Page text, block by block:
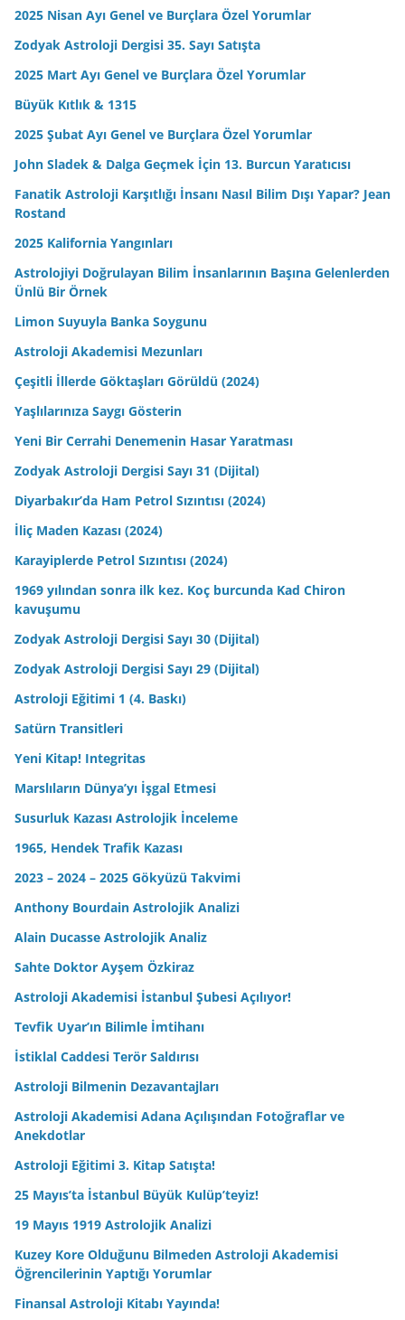
2025 Nisan Ayı Genel ve Burçlara Özel Yorumlar
Zodyak Astroloji Dergisi 35. Sayı Satışta
2025 Mart Ayı Genel ve Burçlara Özel Yorumlar
Büyük Kıtlık & 1315
2025 Şubat Ayı Genel ve Burçlara Özel Yorumlar
John Sladek & Dalga Geçmek İçin 13. Burcun Yaratıcısı
Fanatik Astroloji Karşıtlığı İnsanı Nasıl Bilim Dışı Yapar? Jean
Rostand
2025 Kalifornia Yangınları
Astrolojiyi Doğrulayan Bilim İnsanlarının Başına Gelenlerden
Ünlü Bir Örnek
Limon Suyuyla Banka Soygunu
Astroloji Akademisi Mezunları
Çeşitli İllerde Göktaşları Görüldü (2024)
Yaşlılarınıza Saygı Gösterin
Yeni Bir Cerrahi Denemenin Hasar Yaratması
Zodyak Astroloji Dergisi Sayı 31 (Dijital)
Diyarbakır’da Ham Petrol Sızıntısı (2024)
İliç Maden Kazası (2024)
Karayiplerde Petrol Sızıntısı (2024)
1969 yılından sonra ilk kez. Koç burcunda Kad Chiron
kavuşumu
Zodyak Astroloji Dergisi Sayı 30 (Dijital)
Zodyak Astroloji Dergisi Sayı 29 (Dijital)
Astroloji Eğitimi 1 (4. Baskı)
Satürn Transitleri
Yeni Kitap! Integritas
Marslıların Dünya’yı İşgal Etmesi
Susurluk Kazası Astrolojik İnceleme
1965, Hendek Trafik Kazası
2023 – 2024 – 2025 Gökyüzü Takvimi
Anthony Bourdain Astrolojik Analizi
Alain Ducasse Astrolojik Analiz
Sahte Doktor Ayşem Özkiraz
Astroloji Akademisi İstanbul Şubesi Açılıyor!
Tevfik Uyar’ın Bilimle İmtihanı
İstiklal Caddesi Terör Saldırısı
Astroloji Bilmenin Dezavantajları
Astroloji Akademisi Adana Açılışından Fotoğraflar ve
Anekdotlar
Astroloji Eğitimi 3. Kitap Satışta!
25 Mayıs’ta İstanbul Büyük Kulüp’teyiz!
19 Mayıs 1919 Astrolojik Analizi
Kuzey Kore Olduğunu Bilmeden Astroloji Akademisi
Öğrencilerinin Yaptığı Yorumlar
Finansal Astroloji Kitabı Yayında!